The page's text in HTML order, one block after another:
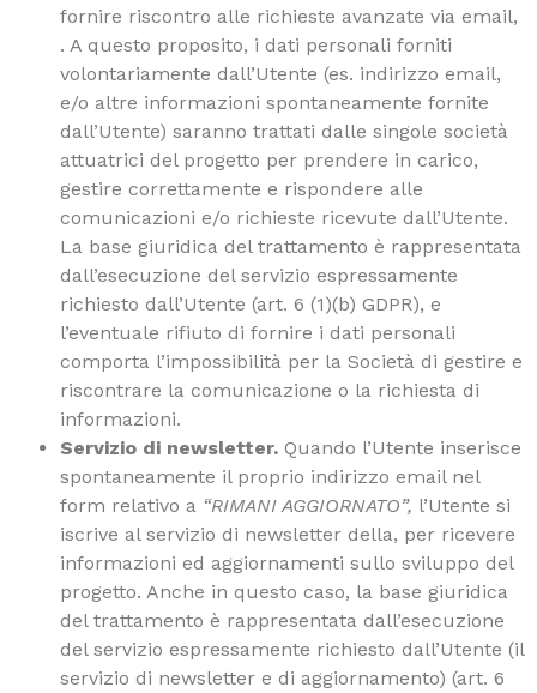
fornire riscontro alle richieste avanzate via email,
. A questo proposito, i dati personali forniti
volontariamente dall’Utente (es. indirizzo email,
e/o altre informazioni spontaneamente fornite
dall’Utente) saranno trattati dalle singole società
attuatrici del progetto per prendere in carico,
gestire correttamente e rispondere alle
comunicazioni e/o richieste ricevute dall’Utente.
La base giuridica del trattamento è rappresentata
dall’esecuzione del servizio espressamente
richiesto dall’Utente (art. 6 (1)(b) GDPR), e
l’eventuale rifiuto di fornire i dati personali
comporta l’impossibilità per la Società di gestire e
riscontrare la comunicazione o la richiesta di
informazioni.
Servizio di newsletter. Quando l’Utente inserisce
spontaneamente il proprio indirizzo email nel
form relativo a “RIMANI AGGIORNATO”, l’Utente si
iscrive al servizio di newsletter della, per ricevere
informazioni ed aggiornamenti sullo sviluppo del
progetto. Anche in questo caso, la base giuridica
del trattamento è rappresentata dall’esecuzione
del servizio espressamente richiesto dall’Utente (il
servizio di newsletter e di aggiornamento) (art. 6